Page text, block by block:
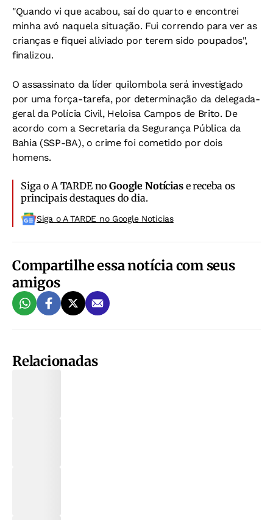
"Quando vi que acabou, saí do quarto e encontrei
minha avó naquela situação. Fui correndo para ver as
crianças e fiquei aliviado por terem sido poupados",
finalizou.
O assassinato da líder quilombola será investigado
por uma força-tarefa, por determinação da delegada-
geral da Polícia Civil, Heloisa Campos de Brito. De
acordo com a Secretaria da Segurança Pública da
Bahia (SSP-BA), o crime foi cometido por dois
homens.
Siga o A TARDE noGoogle Notíciase receba os
principais destaques do dia.
Siga o A TARDE no Google Noticias
Compartilhe essa notícia com seus
amigos
Relacionadas